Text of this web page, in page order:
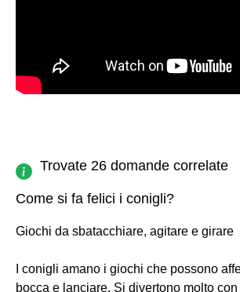
Trovate 26 domande correlate
Come si fa felici i conigli?
Giochi da sbatacchiare, agitare e girare
I conigli amano i giochi che possono
bocca e lanciare. Si divertono molto